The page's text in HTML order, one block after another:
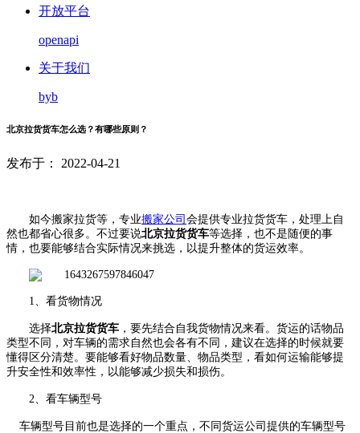
开放平台
openapi
关于我们
byb
北京拉货货车怎么选？有哪些原则？
发布于： 2022-04-21
如今搬家拉货等，专业搬家公司 会提供专业拉货货车，处理上自
然也都省心很多。不过要说北京拉货货车等选择，也不是随便的事
情，也要能够结合实际情况来挑选，以提升整体的货运效率。
1、 看货物情况
选择北京拉货货车 ，要先结合自我货物情况来看。货运的话物品
类型不同，对车辆的需求自然也会各有不同，建议在选择的时候就要
懂得区分清楚。要能够看好物品数量、物品类型，看如何运输能够提
升安全性和效率性，以能够减少损失和损伤。
2、 看车辆型号
车辆型号目前也是选择的一个重点，不同货运公司提供的车辆型号